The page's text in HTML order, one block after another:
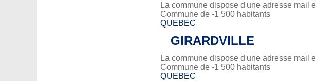
La commune dispose d'une adresse mail
Commune de -1 500 habitants
QUEBEC
GIRARDVILLE
La commune dispose d'une adresse mail
Commune de -1 500 habitants
QUEBEC